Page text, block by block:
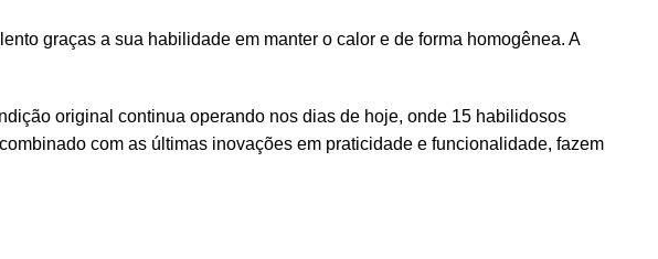
graças a sua habilidade em manter o calor e de forma homogênea. A
original continua operando nos dias de hoje, onde 15 habilidosos
com as últimas inovações em praticidade e funcionalidade, fazem